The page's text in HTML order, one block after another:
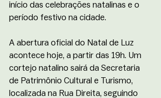
início das celebrações natalinas e o
período festivo na cidade.
A abertura oficial do Natal de Luz
acontece hoje, a partir das 19h. Um
cortejo natalino sairá da Secretaria
de Patrimônio Cultural e Turismo,
localizada na Rua Direita, seguindo